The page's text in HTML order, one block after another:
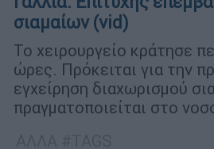
σιαμαίων (vid)
Το χειρουργείο κράτησε
ώρες. Πρόκειται για την
εγχείρηση διαχωρισμού
πραγματοποιείται στο